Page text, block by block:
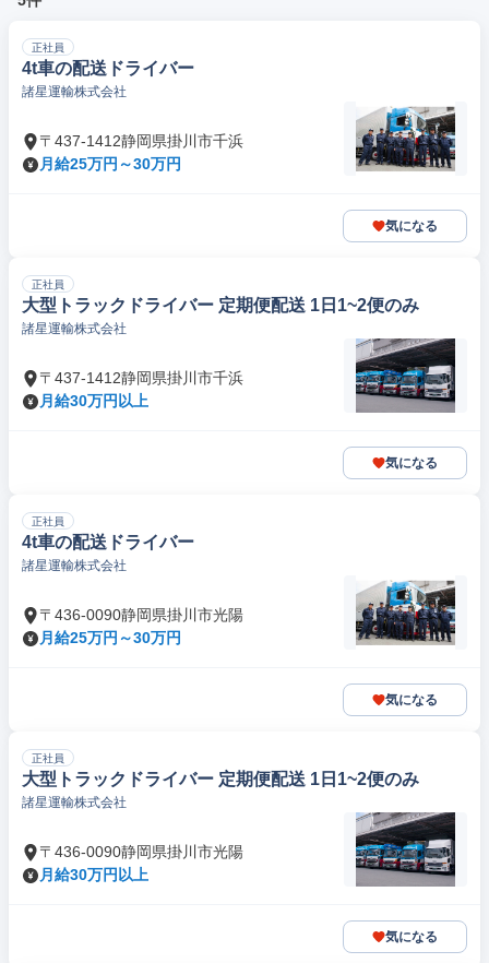
正社員
4t車の配送ドライバー
諸星運輸株式会社
〒437-1412静岡県掛川市千浜
月給25万円～30万円
気になる
正社員
大型トラックドライバー 定期便配送 1日1~2便のみ
諸星運輸株式会社
〒437-1412静岡県掛川市千浜
月給30万円以上
気になる
正社員
4t車の配送ドライバー
諸星運輸株式会社
〒436-0090静岡県掛川市光陽
月給25万円～30万円
気になる
正社員
大型トラックドライバー 定期便配送 1日1~2便のみ
諸星運輸株式会社
〒436-0090静岡県掛川市光陽
月給30万円以上
気になる